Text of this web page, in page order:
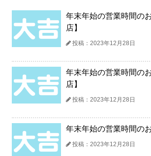
年末年始の営業時間の
店】
投稿：2023年12月28日
年末年始の営業時間の
店】
投稿：2023年12月28日
年末年始の営業時間の
投稿：2023年12月28日